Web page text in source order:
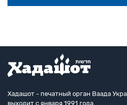
Хадашот - печатный орган Ваада
выходит с января 1991 года.